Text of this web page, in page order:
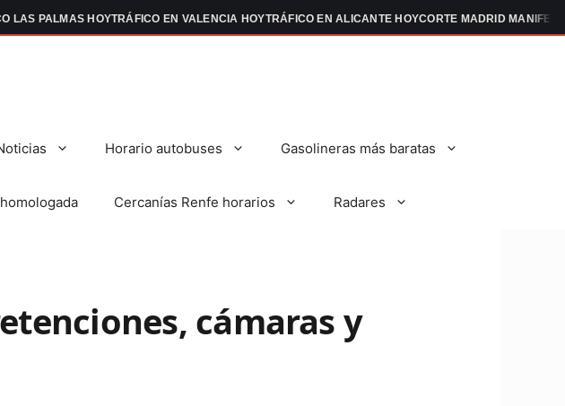
HOYTRÁFICO EN VALENCIA HOYTRÁFICO EN ALICANTE HOYCORTE MADRID MANIFESTACIONES
Horario autobuses Gasolineras más baratas
Cercanías Renfe horarios Radares
cámaras y